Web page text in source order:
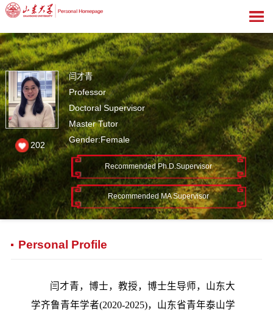
闫才青
Professor
Doctoral Supervisor
Master Tutor
Gender:Female
Recommended Ph.D.Supervisor
Recommended MA Supervisor
202
Personal Profile
闫才青，博士，教授，博士生导师，山东大
学齐鲁青年学者(2020-2025)，山东省青年泰山学